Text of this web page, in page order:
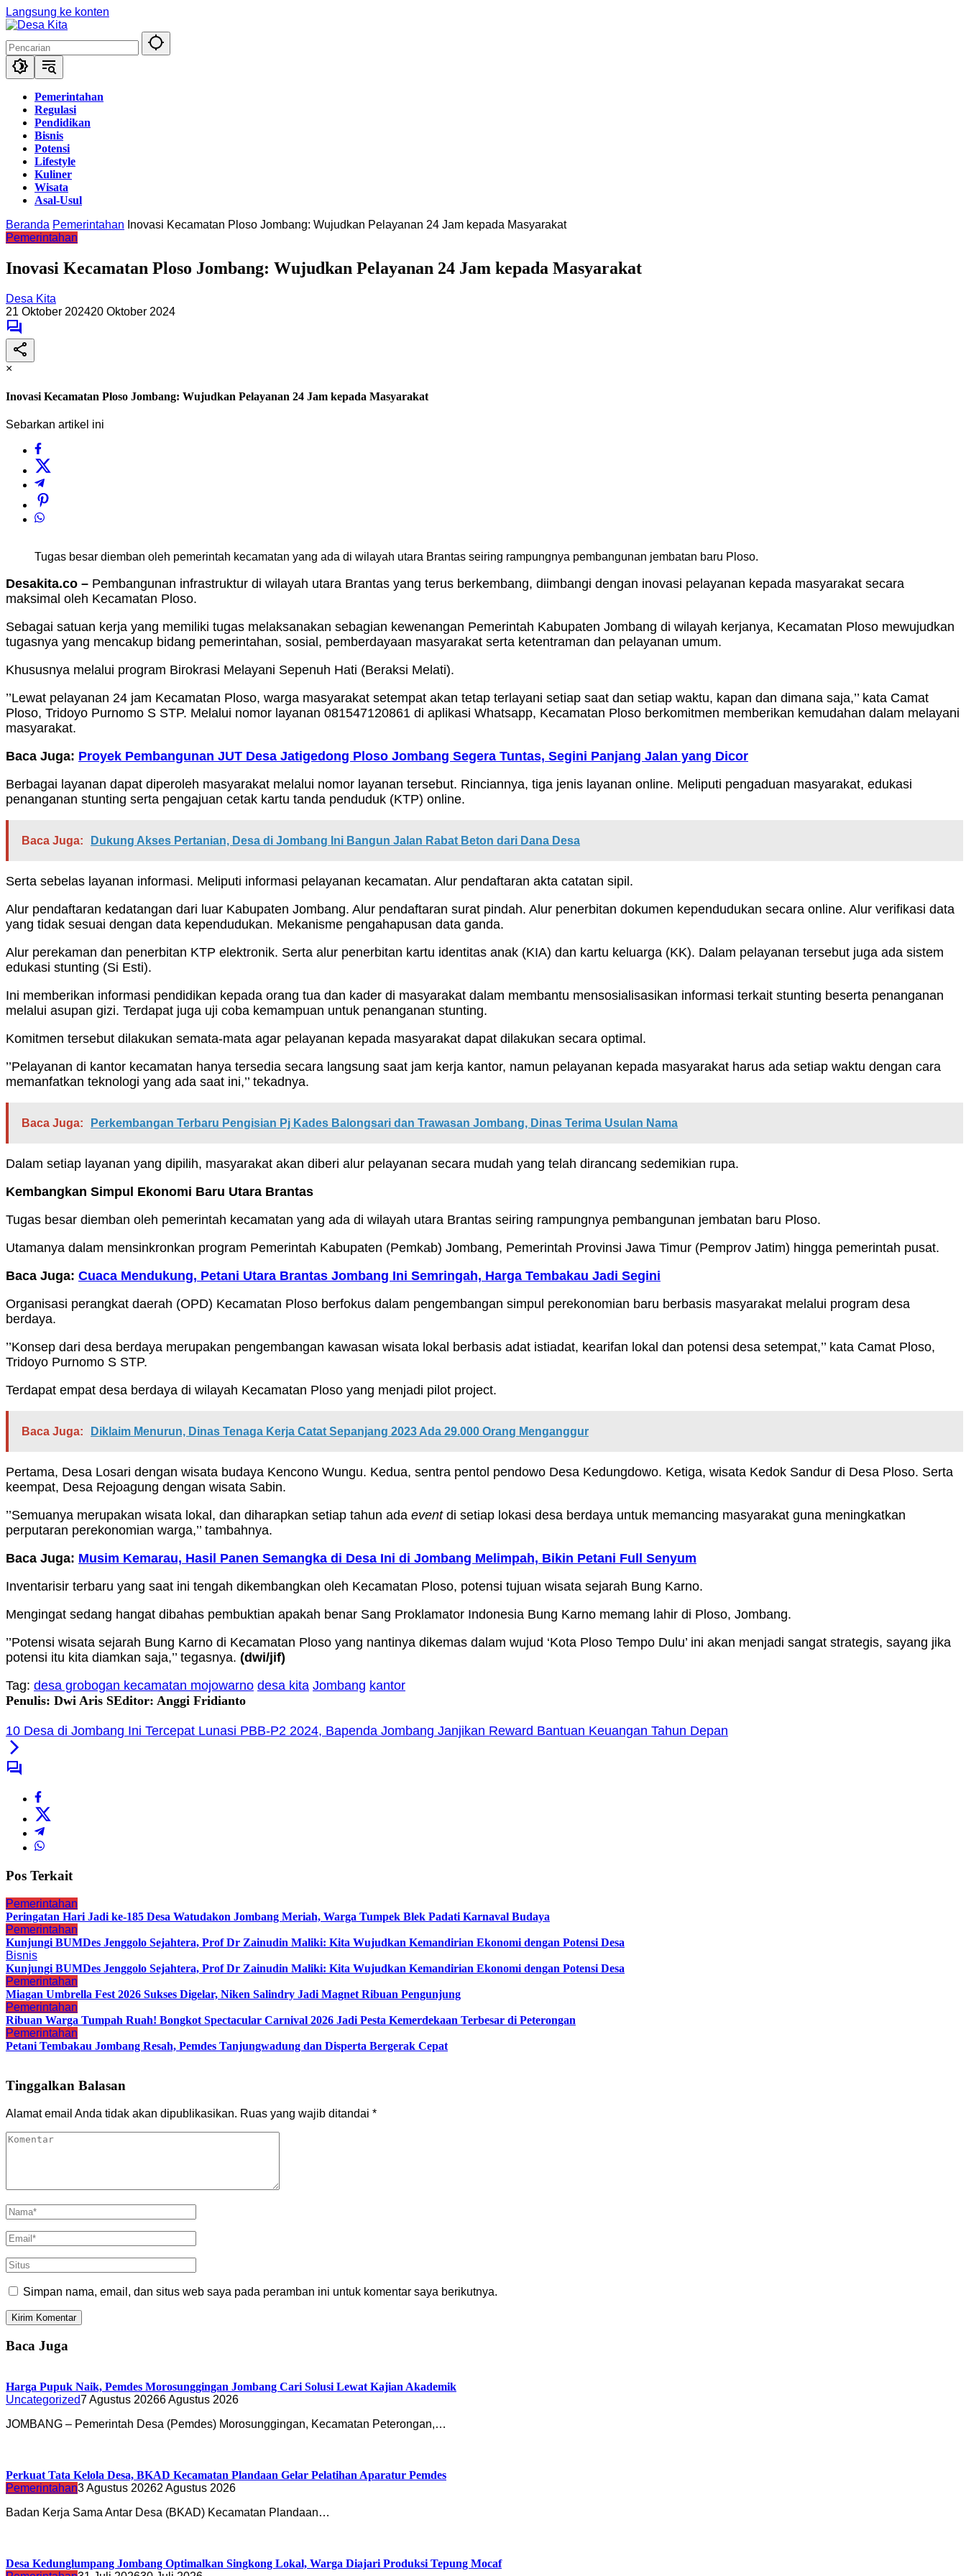
Langsung ke konten
Pemerintahan
Regulasi
Pendidikan
Bisnis
Potensi
Lifestyle
Kuliner
Wisata
Asal-Usul
Beranda Pemerintahan Inovasi Kecamatan Ploso Jombang: Wujudkan Pelayanan 24 Jam kepada Masyarakat
Pemerintahan
Inovasi Kecamatan Ploso Jombang: Wujudkan Pelayanan 24 Jam kepada Masyarakat
Desa Kita
21 Oktober 202420 Oktober 2024
×
Inovasi Kecamatan Ploso Jombang: Wujudkan Pelayanan 24 Jam kepada Masyarakat
Sebarkan artikel ini
Tugas besar diemban oleh pemerintah kecamatan yang ada di wilayah utara Brantas seiring rampungnya pembangunan jembatan baru Ploso.
Desakita.co – Pembangunan infrastruktur di wilayah utara Brantas yang terus berkembang, diimbangi dengan inovasi pelayanan kepada masyarakat secara
maksimal oleh Kecamatan Ploso.
Sebagai satuan kerja yang memiliki tugas melaksanakan sebagian kewenangan Pemerintah Kabupaten Jombang di wilayah kerjanya, Kecamatan Ploso mewujudkan
tugasnya yang mencakup bidang pemerintahan, sosial, pemberdayaan masyarakat serta ketentraman dan pelayanan umum.
Khususnya melalui program Birokrasi Melayani Sepenuh Hati (Beraksi Melati).
’’Lewat pelayanan 24 jam Kecamatan Ploso, warga masyarakat setempat akan tetap terlayani setiap saat dan setiap waktu, kapan dan dimana saja,’’ kata Camat
Ploso, Tridoyo Purnomo S STP. Melalui nomor layanan 081547120861 di aplikasi Whatsapp, Kecamatan Ploso berkomitmen memberikan kemudahan dalam melayani
masyarakat.
Baca Juga: Proyek Pembangunan JUT Desa Jatigedong Ploso Jombang Segera Tuntas, Segini Panjang Jalan yang Dicor
Berbagai layanan dapat diperoleh masyarakat melalui nomor layanan tersebut. Rinciannya, tiga jenis layanan online. Meliputi pengaduan masyarakat, edukasi
penanganan stunting serta pengajuan cetak kartu tanda penduduk (KTP) online.
Baca Juga: Dukung Akses Pertanian, Desa di Jombang Ini Bangun Jalan Rabat Beton dari Dana Desa
Serta sebelas layanan informasi. Meliputi informasi pelayanan kecamatan. Alur pendaftaran akta catatan sipil.
Alur pendaftaran kedatangan dari luar Kabupaten Jombang. Alur pendaftaran surat pindah. Alur penerbitan dokumen kependudukan secara online. Alur verifikasi data
yang tidak sesuai dengan data kependudukan. Mekanisme pengahapusan data ganda.
Alur perekaman dan penerbitan KTP elektronik. Serta alur penerbitan kartu identitas anak (KIA) dan kartu keluarga (KK). Dalam pelayanan tersebut juga ada sistem
edukasi stunting (Si Esti).
Ini memberikan informasi pendidikan kepada orang tua dan kader di masyarakat dalam membantu mensosialisasikan informasi terkait stunting beserta penanganan
melalui asupan gizi. Terdapat juga uji coba kemampuan untuk penanganan stunting.
Komitmen tersebut dilakukan semata-mata agar pelayanan kepada masyarakat dapat dilakukan secara optimal.
’’Pelayanan di kantor kecamatan hanya tersedia secara langsung saat jam kerja kantor, namun pelayanan kepada masyarakat harus ada setiap waktu dengan cara
memanfatkan teknologi yang ada saat ini,’’ tekadnya.
Baca Juga: Perkembangan Terbaru Pengisian Pj Kades Balongsari dan Trawasan Jombang, Dinas Terima Usulan Nama
Dalam setiap layanan yang dipilih, masyarakat akan diberi alur pelayanan secara mudah yang telah dirancang sedemikian rupa.
Kembangkan Simpul Ekonomi Baru Utara Brantas
Tugas besar diemban oleh pemerintah kecamatan yang ada di wilayah utara Brantas seiring rampungnya pembangunan jembatan baru Ploso.
Utamanya dalam mensinkronkan program Pemerintah Kabupaten (Pemkab) Jombang, Pemerintah Provinsi Jawa Timur (Pemprov Jatim) hingga pemerintah pusat.
Baca Juga: Cuaca Mendukung, Petani Utara Brantas Jombang Ini Semringah, Harga Tembakau Jadi Segini
Organisasi perangkat daerah (OPD) Kecamatan Ploso berfokus dalam pengembangan simpul perekonomian baru berbasis masyarakat melalui program desa
berdaya.
’’Konsep dari desa berdaya merupakan pengembangan kawasan wisata lokal berbasis adat istiadat, kearifan lokal dan potensi desa setempat,’’ kata Camat Ploso,
Tridoyo Purnomo S STP.
Terdapat empat desa berdaya di wilayah Kecamatan Ploso yang menjadi pilot project.
Baca Juga: Diklaim Menurun, Dinas Tenaga Kerja Catat Sepanjang 2023 Ada 29.000 Orang Menganggur
Pertama, Desa Losari dengan wisata budaya Kencono Wungu. Kedua, sentra pentol pendowo Desa Kedungdowo. Ketiga, wisata Kedok Sandur di Desa Ploso. Serta
keempat, Desa Rejoagung dengan wisata Sabin.
’’Semuanya merupakan wisata lokal, dan diharapkan setiap tahun ada eventdi setiap lokasi desa berdaya untuk memancing masyarakat guna meningkatkan
perputaran perekonomian warga,’’ tambahnya.
Baca Juga: Musim Kemarau, Hasil Panen Semangka di Desa Ini di Jombang Melimpah, Bikin Petani Full Senyum
Inventarisir terbaru yang saat ini tengah dikembangkan oleh Kecamatan Ploso, potensi tujuan wisata sejarah Bung Karno.
Mengingat sedang hangat dibahas pembuktian apakah benar Sang Proklamator Indonesia Bung Karno memang lahir di Ploso, Jombang.
’’Potensi wisata sejarah Bung Karno di Kecamatan Ploso yang nantinya dikemas dalam wujud ‘Kota Ploso Tempo Dulu’ ini akan menjadi sangat strategis, sayang jika
potensi itu kita diamkan saja,’’ tegasnya. (dwi/jif)
Tag: desa grobogan kecamatan mojowarno desa kita Jombang kantor
Penulis: Dwi Aris SEditor: Anggi Fridianto
10 Desa di Jombang Ini Tercepat Lunasi PBB-P2 2024, Bapenda Jombang Janjikan Reward Bantuan Keuangan Tahun Depan
Pos Terkait
Pemerintahan
Peringatan Hari Jadi ke-185 Desa Watudakon Jombang Meriah, Warga Tumpek Blek Padati Karnaval Budaya
Pemerintahan
Kunjungi BUMDes Jenggolo Sejahtera, Prof Dr Zainudin Maliki: Kita Wujudkan Kemandirian Ekonomi dengan Potensi Desa
Bisnis
Kunjungi BUMDes Jenggolo Sejahtera, Prof Dr Zainudin Maliki: Kita Wujudkan Kemandirian Ekonomi dengan Potensi Desa
Pemerintahan
Miagan Umbrella Fest 2026 Sukses Digelar, Niken Salindry Jadi Magnet Ribuan Pengunjung
Pemerintahan
Ribuan Warga Tumpah Ruah! Bongkot Spectacular Carnival 2026 Jadi Pesta Kemerdekaan Terbesar di Peterongan
Pemerintahan
Petani Tembakau Jombang Resah, Pemdes Tanjungwadung dan Disperta Bergerak Cepat
Tinggalkan Balasan
Alamat email Anda tidak akan dipublikasikan. Ruas yang wajib ditandai *
Simpan nama, email, dan situs web saya pada peramban ini untuk komentar saya berikutnya.
Baca Juga
Harga Pupuk Naik, Pemdes Morosunggingan Jombang Cari Solusi Lewat Kajian Akademik
Uncategorized7 Agustus 20266 Agustus 2026
JOMBANG – Pemerintah Desa (Pemdes) Morosunggingan, Kecamatan Peterongan,…
Perkuat Tata Kelola Desa, BKAD Kecamatan Plandaan Gelar Pelatihan Aparatur Pemdes
Pemerintahan3 Agustus 20262 Agustus 2026
Badan Kerja Sama Antar Desa (BKAD) Kecamatan Plandaan…
Desa Kedunglumpang Jombang Optimalkan Singkong Lokal, Warga Diajari Produksi Tepung Mocaf